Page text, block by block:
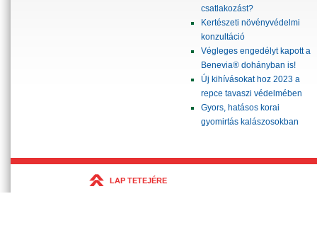
csatlakozást?
Kertészeti növényvédelmi
konzultáció
Végleges engedélyt kapott a
Benevia® dohányban is!
Új kihívásokat hoz 2023 a
repce tavaszi védelmében
Gyors, hatásos korai
gyomirtás kalászosokban
LAP TETEJÉRE